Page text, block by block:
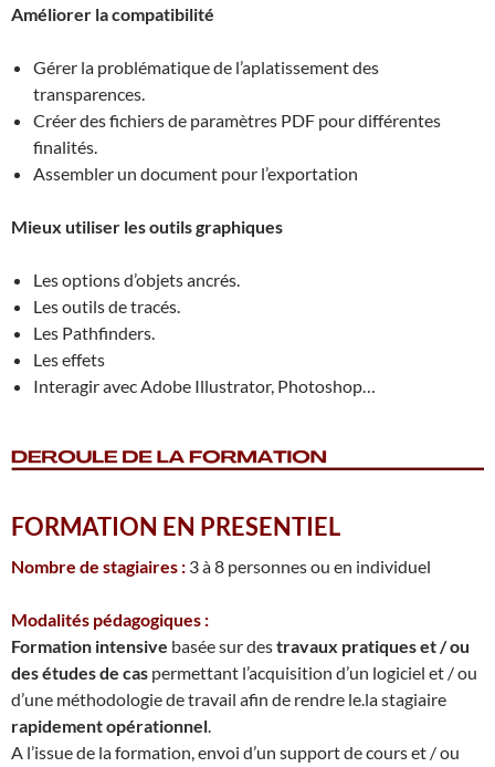
Améliorer la compatibilité
Gérer la problématique de l’aplatissement des
transparences.
Créer des fichiers de paramètres PDF pour différentes
finalités.
Assembler un document pour l’exportation
Mieux utiliser les outils graphiques
Les options d’objets ancrés.
Les outils de tracés.
Les Pathfinders.
Les effets
Interagir avec Adobe Illustrator, Photoshop…
FORMATION EN PRESENTIEL
Nombre de stagiaires : 3 à 8 personnes ou en individuel
Modalités pédagogiques :
Formation intensive basée sur destravaux pratiques et / ou
des études de cas permettant l’acquisition d’un logiciel et / ou
d’une méthodologie de travail afin de rendre le.la stagiaire
rapidement opérationnel.
A l’issue de la formation, envoi d’un support de cours et / ou